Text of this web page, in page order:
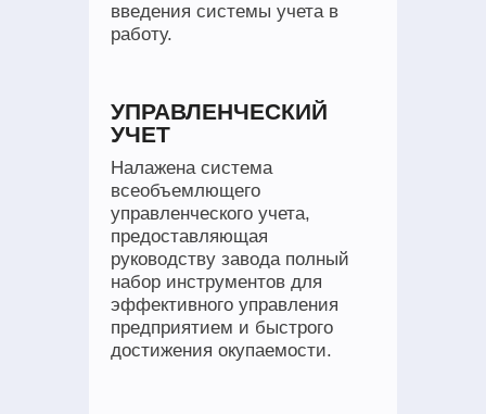
введения системы учета в
работу.
УПРАВЛЕНЧЕСКИЙ
УЧЕТ
Налажена система
всеобъемлющего
управленческого учета,
предоставляющая
руководству завода полный
набор инструментов для
эффективного управления
предприятием и быстрого
достижения окупаемости.